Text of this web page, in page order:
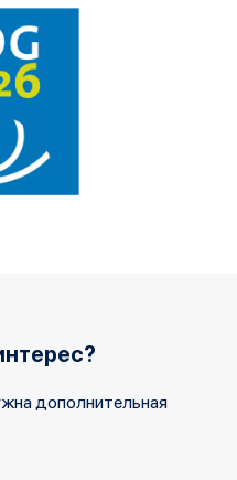
дополнительная